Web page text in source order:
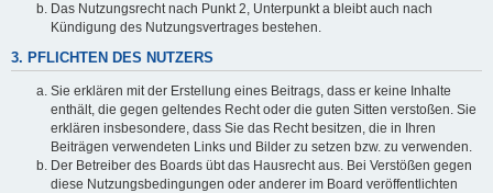
Das Nutzungsrecht nach Punkt 2, Unterpunkt a bleibt auch nach
Kündigung des Nutzungsvertrages bestehen.
3. PFLICHTEN DES NUTZERS
Sie erklären mit der Erstellung eines Beitrags, dass er keine Inhalte
enthält, die gegen geltendes Recht oder die guten Sitten verstoßen. Sie
erklären insbesondere, dass Sie das Recht besitzen, die in Ihren
Beiträgen verwendeten Links und Bilder zu setzen bzw. zu verwenden.
Der Betreiber des Boards übt das Hausrecht aus. Bei Verstößen gegen
diese Nutzungsbedingungen oder anderer im Board veröffentlichten